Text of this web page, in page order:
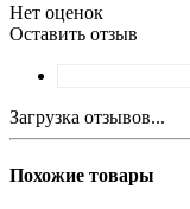
Нет оценок
Оставить отзыв
Загрузка отзывов...
Похожие товары